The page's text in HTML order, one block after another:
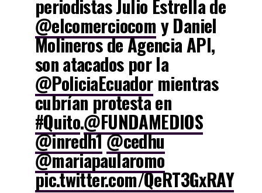
periodistas Julio Estrella de
@elcomerciocomy Daniel
Molineros de Agencia API,
son atacados por la
@PoliciaEcuadormientras
cubrían protesta en
#Quito.@FUNDAMEDIOS
@inredh1@cedhu
@mariapaularomo
pic.twitter.com/QeRT3GxRAY